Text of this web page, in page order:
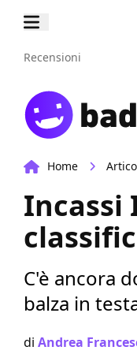
Recensioni
Home
Incassi
C'è ancora
balza in
di Andrea